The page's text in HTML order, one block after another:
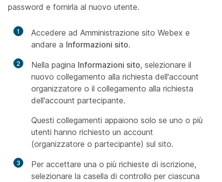
password e fornirla al nuovo utente.
1
Accedere ad Amministrazione sito Webex e
andare a Informazioni sito.
2 Nella pagina Informazioni sito, selezionare il
nuovo collegamento alla richiesta dell'account
organizzatore o il collegamento alla richiesta
dell'account partecipante.
Questi collegamenti appaiono solo se uno o più
utenti hanno richiesto un account
(organizzatore o partecipante) sul sito.
3
Per accettare una o più richieste di iscrizione,
selezionare la casella di controllo per ciascuna